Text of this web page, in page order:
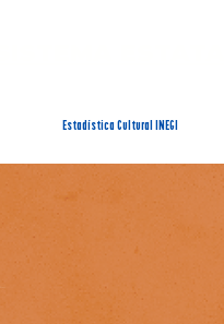
Estadística Cultural INEGI